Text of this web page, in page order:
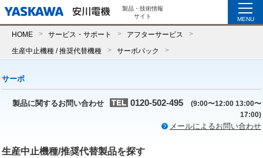
製品・技術情報
サイト
MENU
HOME サービス・サポート アフターサービス
生産中止機種 / 推奨代替機種 サーボパック
サーボ
製品に関するお問い合わせ 0120-502-495
(9:00〜12:00 13:00〜
17:00)
メールによるお問い合わせ
生産中止機種/推奨代替製品を探す